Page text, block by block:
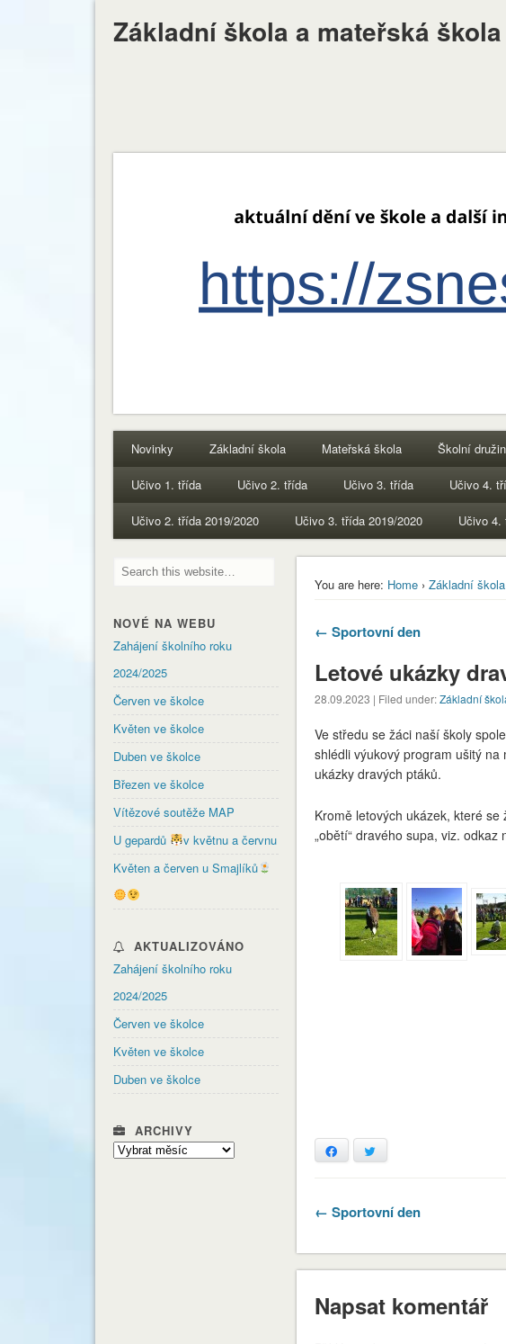
Základní škola a mateřská
Novinky Základní škola Mateřská škola Školní
Učivo 1. třída Učivo 2. třída Učivo 3. třída Učivo 4.
Učivo 2. třída 2019/2020 Učivo 3. třída 2019/2020 Učivo 4.
You are here: Home› Základní škola
← Sportovní den
Letové ukázky
28.09.2023 | Filed under:Základní
Ve středu se žáci naší školy
shlédli výukový program ušitý
ukázky dravých ptáků.
Kromě letových ukázek, které
„obětí“ dravého supa, viz. odkaz
Facebook
← Sportovní den
Napsat komentář
NOVÉ NA WEBU
Zahájení školního roku
2024/2025
Červen ve školce
Květen ve školce
Duben ve školce
Březen ve školce
Vítězové soutěže MAP
U gepardů
v květnu a červnu
Květen a červen u Smajlíků
AKTUALIZOVÁNO
Zahájení školního roku
2024/2025
Červen ve školce
Květen ve školce
Duben ve školce
ARCHIVY
Archivy